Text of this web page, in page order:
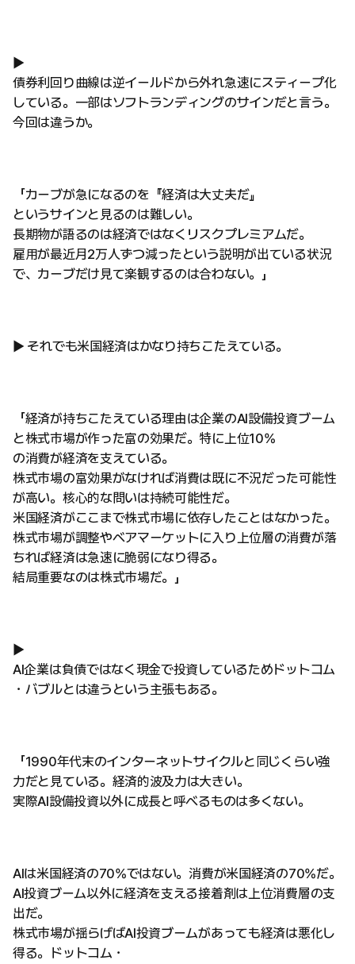
▶
債券利回り曲線は逆イールドから外れ急速にスティープ化
している。一部はソフトランディングのサインだと言う。
今回は違うか。
「カーブが急になるのを『経済は大丈夫だ』
というサインと見るのは難しい。
長期物が語るのは経済ではなくリスクプレミアムだ。
雇用が最近月2万人ずつ減ったという説明が出ている状況
で、カーブだけ見て楽観するのは合わない。」
▶ それでも米国経済はかなり持ちこたえている。
「経済が持ちこたえている理由は企業のAI設備投資ブーム
と株式市場が作った富の効果だ。特に上位10%
の消費が経済を支えている。
株式市場の富効果がなければ消費は既に不況だった可能性
が高い。核心的な問いは持続可能性だ。
米国経済がここまで株式市場に依存したことはなかった。
株式市場が調整やベアマーケットに入り上位層の消費が落
ちれば経済は急速に脆弱になり得る。
結局重要なのは株式市場だ。」
▶
AI企業は負債ではなく現金で投資しているためドットコム
・バブルとは違うという主張もある。
「1990年代末のインターネットサイクルと同じくらい強
力だと見ている。経済的波及力は大きい。
実際AI設備投資以外に成長と呼べるものは多くない。
AIは米国経済の70%ではない。消費が米国経済の70%だ。
AI投資ブーム以外に経済を支える接着剤は上位消費層の支
出だ。
株式市場が揺らげばAI投資ブームがあっても経済は悪化し
得る。ドットコム・